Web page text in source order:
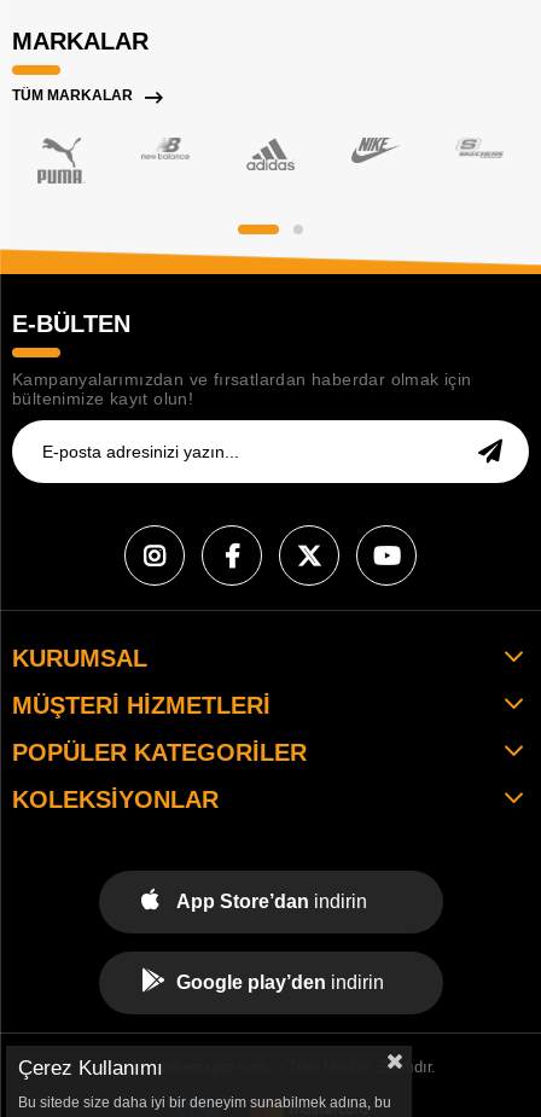
MARKALAR
TÜM MARKALAR
E-BÜLTEN
Kampanyalarımızdan ve fırsatlardan haberdar olmak için
bültenimize kayıt olun!
KURUMSAL
MÜŞTERI HIZMETLERI
POPÜLER KATEGORILER
KOLEKSIYONLAR
App Store’dan indirin
Google play’den indirin
© 2021 tekemspor.com. - Tüm Hakları Saklıdır.
Çerez Kullanımı
Bu sitede size daha iyi bir deneyim sunabilmek adına, bu